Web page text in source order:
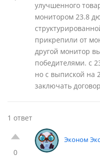
улучшенного
монитором 23.8
прикрепили от
другой монитор
победителями. с
но с выпиской на
заключать
1 ответ
0
Эконом